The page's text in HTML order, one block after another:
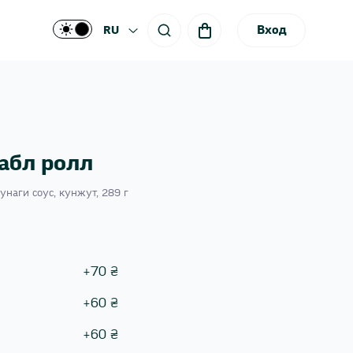
RU Вход
ролл
соус, кунжут, 289 г
+ 70 ₴
+60 ₴
+60 ₴